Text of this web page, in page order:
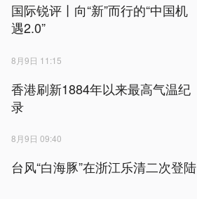
国际锐评丨向“新”而行的“中国机
遇2.0”
8月9日 11:15
香港刷新1884年以来最高气温纪
录
8月9日 09:40
台风“白海豚”在浙江乐清二次登陆